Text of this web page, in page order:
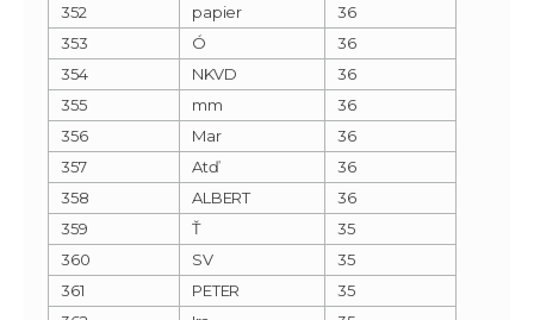
352
papier
36
353
Ó
36
354
NKVD
36
355
mm
36
356
Mar
36
357
Atď
36
358
ALBERT
36
359
Ť
35
360
SV
35
361
PETER
35